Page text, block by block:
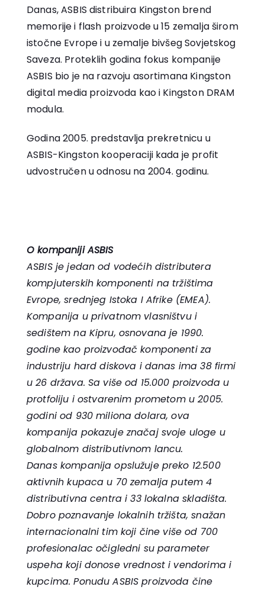
Danas, ASBIS distribuira Kingston brend
memorije i flash proizvode u 15 zemalja širom
istočne Evrope i u zemalje bivšeg Sovjetskog
Saveza. Proteklih godina fokus kompanije
ASBIS bio je na razvoju asortimana Kingston
digital media proizvoda kao i Kingston DRAM
modula.
Godina 2005. predstavlja prekretnicu u
ASBIS-Kingston kooperaciji kada je profit
udvostručen u odnosu na 2004. godinu.
O kompaniji ASBIS
ASBIS je jedan od vodećih distributera
kompjuterskih komponenti na tržištima
Evrope, srednjeg Istoka I Afrike (EMEA).
Kompanija u privatnom vlasništvu i
sedištem na Kipru, osnovana je 1990.
godine kao proizvođač komponenti za
industriju hard diskova i danas ima 38 firmi
u 26 država. Sa više od 15.000 proizvoda u
protfoliju i ostvarenim prometom u 2005.
godini od 930 miliona dolara, ova
kompanija pokazuje značaj svoje uloge u
globalnom distributivnom lancu.
Danas kompanija opslužuje preko 12.500
aktivnih kupaca u 70 zemalja putem 4
distributivna centra i 33 lokalna skladišta.
Dobro poznavanje lokalnih tržišta, snažan
internacionalni tim koji čine više od 700
profesionalac očigledni su parameter
uspeha koji donose vrednost i vendorima i
kupcima. Ponudu ASBIS proizvoda čine